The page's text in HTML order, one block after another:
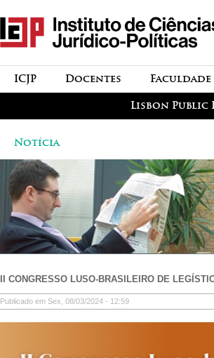
principal
icjp
menu-institucional Faculdade
Docentes
ICJP
Lisbon Public
Notícia
II CONGRESSO LUSO-BRASILEIRO DE
Publicado em Sex, 08/03/2024 - 12:59